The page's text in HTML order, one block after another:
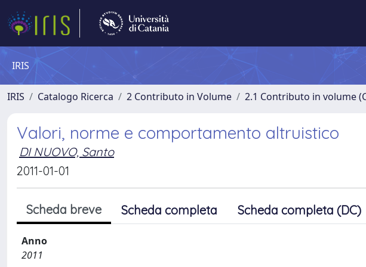
IRIS
IRIS Catalogo Ricerca 2 Contributo in Volume 2.1 Contributo in volume
Valori, norme e comportamento altruistico
DI NUOVO, Santo
2011-01-01
Scheda breve Scheda completa Scheda completa (DC)
Anno
2011